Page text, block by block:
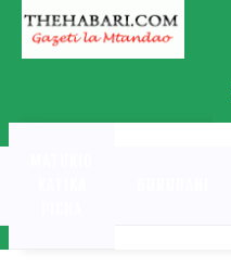
Skip
content